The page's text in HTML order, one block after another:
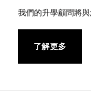
我們的升學顧問將
了解更多